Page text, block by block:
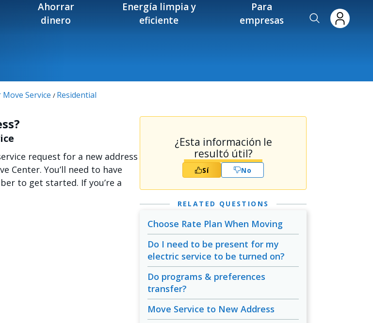
Ahorrar
dinero
Energía limpia y
eficiente
Para
empresas
Service / Residential
request for a new address
Center. You’ll need to have
to get started. If you’re a
¿Esta información le
resultó útil?
Sí No
RELATED QUESTIONS
Choose Rate Plan When Moving
Do I need to be present for my
electric service to be turned on?
Do programs & preferences
transfer?
Move Service to New Address